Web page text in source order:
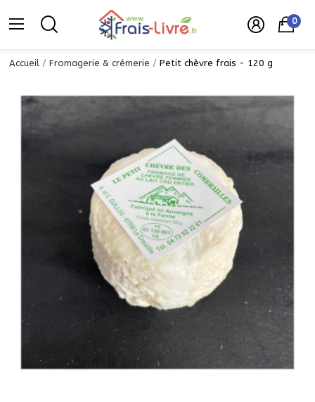
0
Accueil Fromagerie & crémerie Petit chèvre frais - 120 g